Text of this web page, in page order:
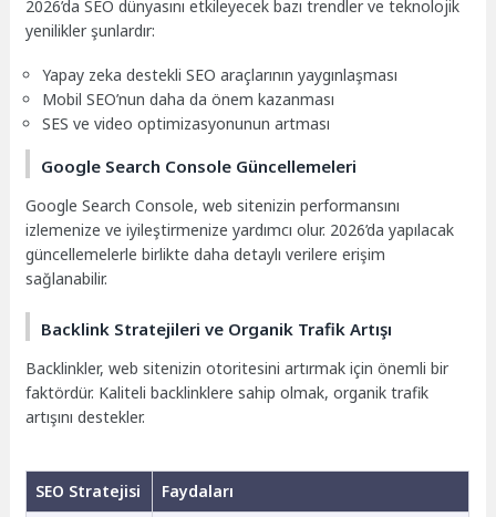
2026’da SEO dünyasını etkileyecek bazı trendler ve teknolojik
yenilikler şunlardır:
Yapay zeka destekli SEO araçlarının yaygınlaşması
Mobil SEO’nun daha da önem kazanması
SES ve video optimizasyonunun artması
Google Search Console Güncellemeleri
Google Search Console, web sitenizin performansını
izlemenize ve iyileştirmenize yardımcı olur. 2026’da yapılacak
güncellemelerle birlikte daha detaylı verilere erişim
sağlanabilir.
Backlink Stratejileri ve Organik Trafik Artışı
Backlinkler, web sitenizin otoritesini artırmak için önemli bir
faktördür. Kaliteli backlinklere sahip olmak, organik trafik
artışını destekler.
SEO Stratejisi
Faydaları